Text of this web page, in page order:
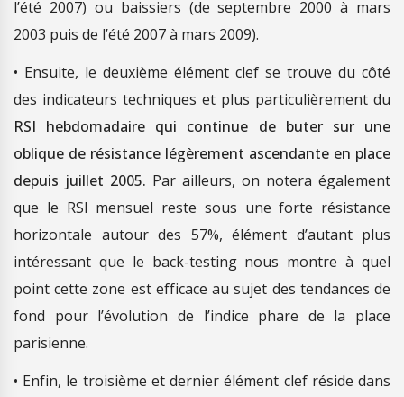
l’été 2007) ou baissiers (de septembre 2000 à mars
2003 puis de l’été 2007 à mars 2009).
• Ensuite, le deuxième élément clef se trouve du côté
des indicateurs techniques et plus particulièrement du
RSI hebdomadaire qui continue de buter sur une
oblique de résistance légèrement ascendante en place
depuis juillet 2005. Par ailleurs, on notera également
que le RSI mensuel reste sous une forte résistance
horizontale autour des 57%, élément d’autant plus
intéressant que le back-testing nous montre à quel
point cette zone est efficace au sujet des tendances de
fond pour l’évolution de l’indice phare de la place
parisienne.
• Enfin, le troisième et dernier élément clef réside dans